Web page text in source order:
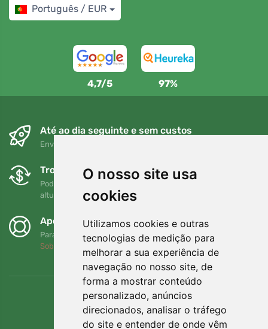
O nosso site usa
cookies
Utilizamos cookies e outras
tecnologias de medição para
melhorar a sua experiência de
navegação no nosso site, de
forma a mostrar conteúdo
personalizado, anúncios
direcionados, analisar o tráfego
do site e entender de onde vêm
Português / EUR
4,7/5 97%
Até ao dia seguinte e sem custos
Envio gratuito para encomendas superiores a 80 EUR
Trocas e devoluções gratuitas
Pode devolver ou trocar a sua encomenda em qualquer
altura no prazo de 90 dias
Apoiamos a Trees.org
Para cada encomenda plantamos uma árvore! Leia mais
Sobre nós